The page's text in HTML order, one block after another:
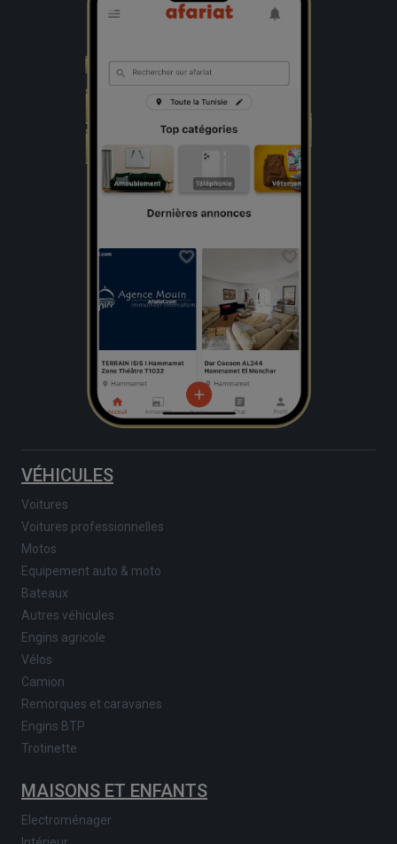
VÉHICULES
Voitures
Voitures professionnelles
Motos
Equipement auto & moto
Bateaux
Autres véhicules
Engins agricole
Vélos
Camion
Remorques et caravanes
Engins BTP
Trotinette
MAISONS ET ENFANTS
Electroménager